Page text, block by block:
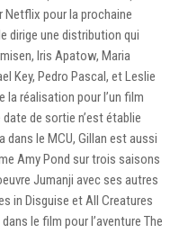
Netflix pour la prochaine
dirige une distribution qui
Iris Apatow, Maria
Key, Pedro Pascal, et Leslie
la réalisation pour l’un film
de sortie n’est établie
dans le MCU, Gillan est aussi
Amy Pond sur trois saisons
Jumanji avec ses autres
in Disguise et All Creatures
le film pour l’aventure The